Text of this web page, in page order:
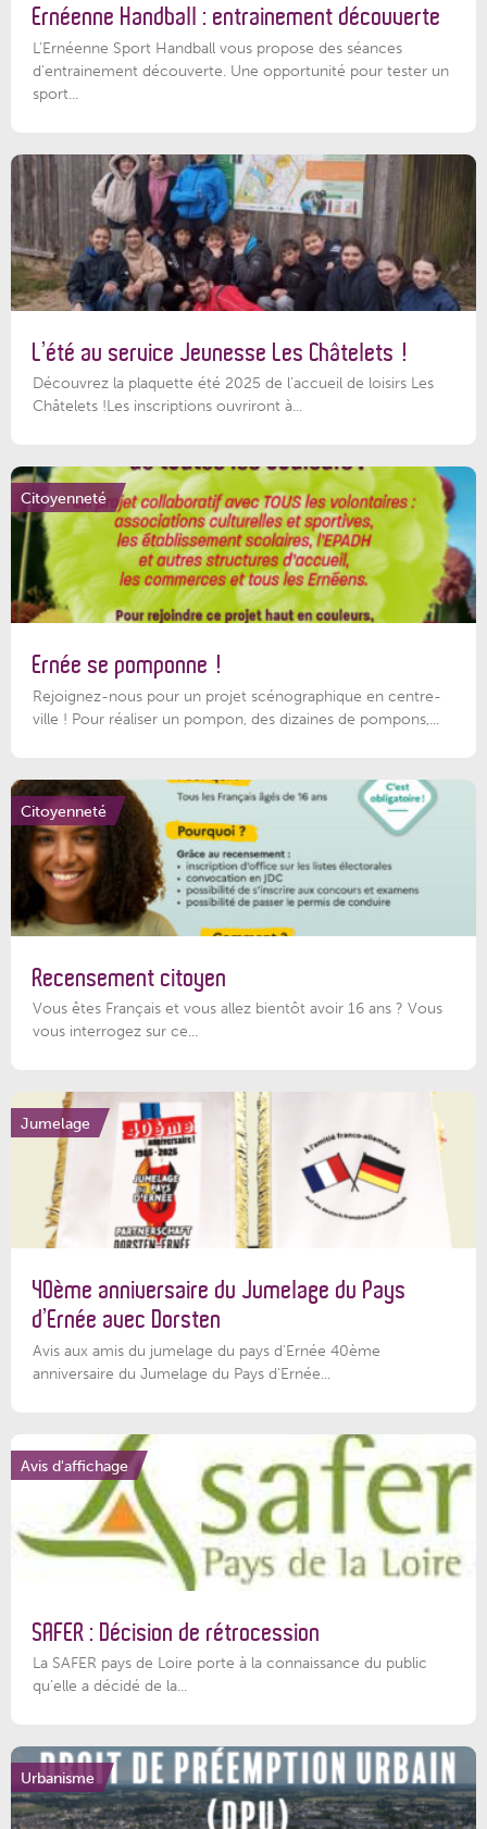
Ernéenne Handball : entrainement découverte
L'Ernéenne Sport Handball vous propose des séances
d'entrainement découverte. Une opportunité pour tester un
sport...
L’été au service Jeunesse Les Châtelets !
Découvrez la plaquette été 2025 de l’accueil de loisirs Les
Châtelets !Les inscriptions ouvriront à...
Citoyenneté
Ernée se pomponne !
Rejoignez-nous pour un projet scénographique en centre-
ville ! Pour réaliser un pompon, des dizaines de pompons,...
Citoyenneté
Recensement citoyen
Vous êtes Français et vous allez bientôt avoir 16 ans ? Vous
vous interrogez sur ce...
Jumelage
40ème anniversaire du Jumelage du Pays
d’Ernée avec Dorsten
Avis aux amis du jumelage du pays d'Ernée 40ème
anniversaire du Jumelage du Pays d'Ernée...
Avis d'affichage
SAFER : Décision de rétrocession
La SAFER pays de Loire porte à la connaissance du public
qu’elle a décidé de la...
Urbanisme